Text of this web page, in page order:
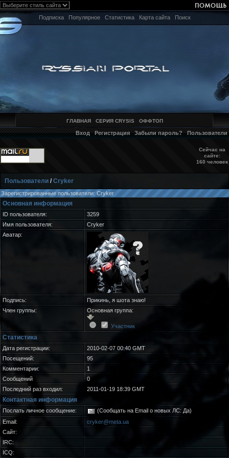
Подписка Популярное Статистика Карта сайта Поиск
ГЛАВНАЯ СЕРИЯ CRYSIS ОФФТОП
Вход Регистрация Забыли пароль? Пользователи
Сейчас на
сайте:
160 человек
Пользователи /Cryker
Зарегистрированные пользователи: Cryker
Основная информация
ID пользователя:
3259
Имя пользователя:
Cryker
Аватар:
Подпись:
Прикинь, я шота знаю!
Член группы:
Основная группа:
Участник
Статистика
Дата регистрации:
2010-02-07 00:40 GMT
Посещений:
95
Комментарии:
1
Сообщений
0
Последний раз входил:
2011-01-19 18:39 GMT
Контактная информация
Послать личное сообщение:
(Сообщать на Email о новых ЛС: Да)
Email:
cryker@meta.ua
Сайт:
IRC:
ICQ: